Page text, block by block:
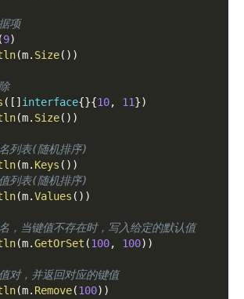
项
(9)
(m. Size( ) )
( [ ] interface{}{10, 11})
(m. Size( ) )
列表(随机排序)
(m. Keys ( ) )
列表(随机排序)
(m.Values ( ) )
当键值不存在时，写入给定的默认值
(m.GetOrSet (100, 100) )
对，并返回对应的键值
(m. Remove(100) )